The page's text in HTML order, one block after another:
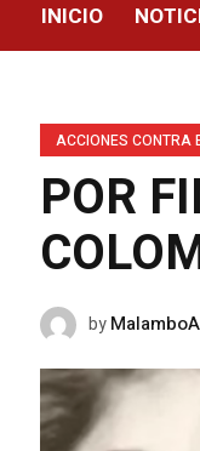
INICIO
ACCIONES CONTRA
POR
by